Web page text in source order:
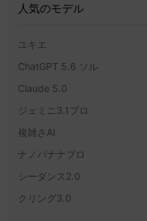
人気のモデル
ユキエ
ChatGPT 5.6 ソル
Claude 5.0
ジェミニ3.1プロ
複雑さAI
ナノバナナプロ
シーダンス2.0
クリング3.0